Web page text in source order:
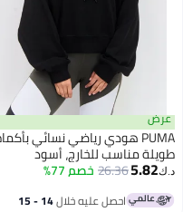
عرض
PUMA هودي رياضي نسائي بأكمام
طويلة مناسب للخارج، أسود
د.ك‏5.82
26.36خصم 77%
احصل عليه خلال 14 - 15